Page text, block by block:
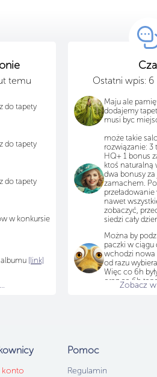
temu
do tapety
do tapety
do tapety
w konkursie
[link]
Ostatni wpis:
Maju ale
dodajemy
musi byc
może takie
rozwiązanie: 3
HQ+ 1 bonus
ktoś naturalną
dwa bonusy
zamachem.
nawet
zobaczyć,
siedzi cały
Można by
paczki w ciągu
wchodzi nowa
od razu
Więc co 6h
oraz co 6h
Zobacz
konto
Pomoc
Regulamin